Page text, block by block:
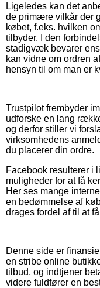
Ligeledes kan det
de primære vilkår der
købet, f.eks. hvilken
tilbyder. I den
stadigvæk bevarer
kan vidne om ordren
hensyn til om man er
Trustpilot frembyder
udforske en lang
og derfor stiller vi
virksomhedens
du placerer din ordre.
Facebook resulterer i
muligheder for at få
Her ses mange
en bedømmelse af
drages fordel af til at
Denne side er
en stribe online
tilbud, og indtjener
videre fuldfører en